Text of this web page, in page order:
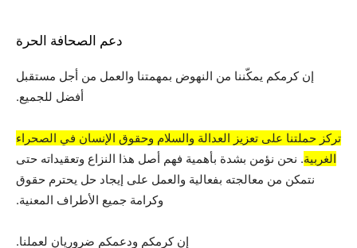
دعم الصحافة الحرة
إن كرمكم يمكّننا من النهوض بمهمتنا والعمل من أجل مستقبل
أفضل للجميع.
تركز حملتنا على تعزيز العدالة والسلام وحقوق الإنسان في الصحراء
الغربية. نحن نؤمن بشدة بأهمية فهم أصل هذا النزاع وتعقيداته حتى
نتمكن من معالجته بفعالية والعمل على إيجاد حل يحترم حقوق
وكرامة جميع الأطراف المعنية.
إن كرمكم ودعمكم ضروريان لعملنا.